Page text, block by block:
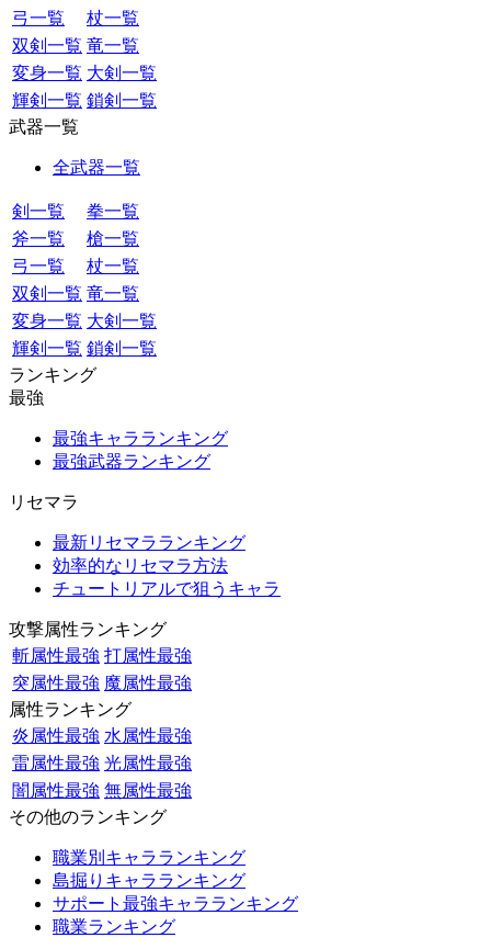
弓一覧
杖一覧
双剣一覧 竜一覧
変身一覧 大剣一覧
輝剣一覧 鎖剣一覧
武器一覧
全武器一覧
剣一覧
拳一覧
斧一覧
槍一覧
弓一覧
杖一覧
双剣一覧 竜一覧
変身一覧 大剣一覧
輝剣一覧 鎖剣一覧
ランキング
最強
最強キャラランキング
最強武器ランキング
リセマラ
最新リセマラランキング
効率的なリセマラ方法
チュートリアルで狙うキャラ
攻撃属性ランキング
斬属性最強 打属性最強
突属性最強 魔属性最強
属性ランキング
炎属性最強 水属性最強
雷属性最強 光属性最強
闇属性最強 無属性最強
その他のランキング
職業別キャラランキング
島掘りキャラランキング
サポート最強キャラランキング
職業ランキング